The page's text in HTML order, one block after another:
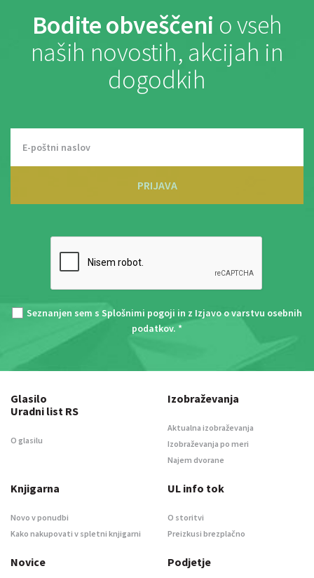
Bodite obveščeni o vseh
naših novostih, akcijah in
dogodkih
PRIJAVA
Seznanjen sem s Splošnimi pogoji in z Izjavo o varstvu osebnih
podatkov. *
Glasilo
Uradni list RS
O glasilu
Izobraževanja
Aktualna izobraževanja
Izobraževanja po meri
Najem dvorane
Knjigarna
Novo v ponudbi
Kako nakupovati v spletni knjigarni
UL info tok
O storitvi
Preizkusi brezplačno
Novice Podjetje